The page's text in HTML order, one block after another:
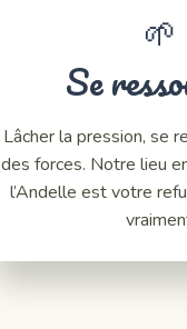
🌱
Se
Lâcher la pression, se
des forces. Notre lieu
l’Andelle est votre